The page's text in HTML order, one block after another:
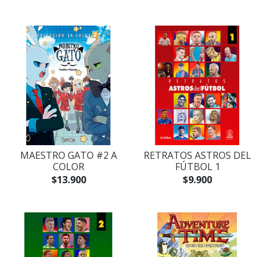
MAESTRO GATO #2 A
COLOR
$13.900
RETRATOS ASTROS DEL
FÚTBOL 1
$9.900